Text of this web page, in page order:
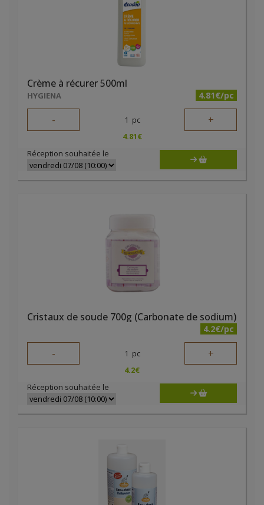
Crème à récurer 500ml
HYGIENA 4.81€/pc
- 1 pc +
4.81€
Réception souhaitée le
Cristaux de soude 700g (Carbonate de sodium)
4.2€/pc
- 1 pc +
4.2€
Réception souhaitée le